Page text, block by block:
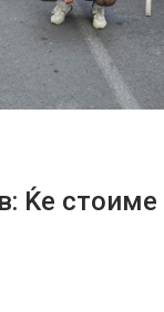
Ќе стоиме